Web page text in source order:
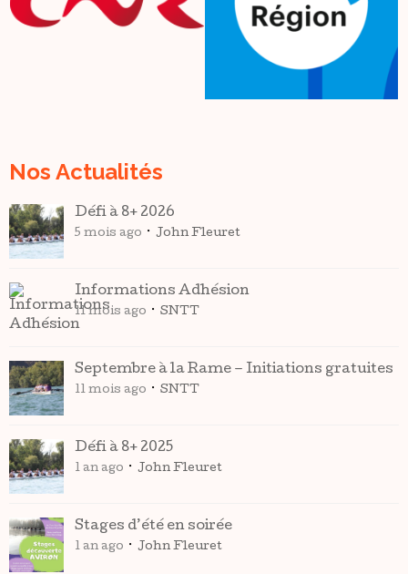
Nos Actualités
Défi à 8+ 2026
5 mois ago John Fleuret
Informations Adhésion
11 mois ago SNTT
Septembre à la Rame – Initiations gratuites
11 mois ago SNTT
Défi à 8+ 2025
1 an ago John Fleuret
Stages d’été en soirée
1 an ago John Fleuret